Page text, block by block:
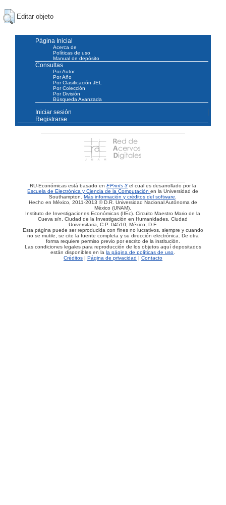
Editar objeto
Página Inicial
Acerca de
Políticas de uso
Manual de depósito
Consultas
Por Autor
Por Año
Por Clasificación JEL
Por Colección
Por División
Búsqueda Avanzada
Iniciar sesión
Registrarse
RU-Económicas está basado en EPrints 3 el cual es desarrollado por la
Escuela de Electrónica y Ciencia de la Computaciónen la Universidad de
Southampton.Más información y créditos del software.
Hecho en México, 2011-2013 © D.R. Universidad Nacional Autónoma de
México (UNAM).
Instituto de Investigaciones Económicas (IIEc). Circuito Maestro Mario de la
Cueva s/n, Ciudad de la Investigación en Humanidades, Ciudad
Universitaria, C.P. 04510, México, D.F.
Esta página puede ser reproducida con fines no lucrativos, siempre y cuando
no se mutile, se cite la fuente completa y su dirección electrónica. De otra
forma requiere permiso previo por escrito de la institución.
Las condiciones legales para reproducción de los objetos aquí depositados
están disponibles en lala página de políticas de uso.
Créditos| Página de privacidad | Contacto